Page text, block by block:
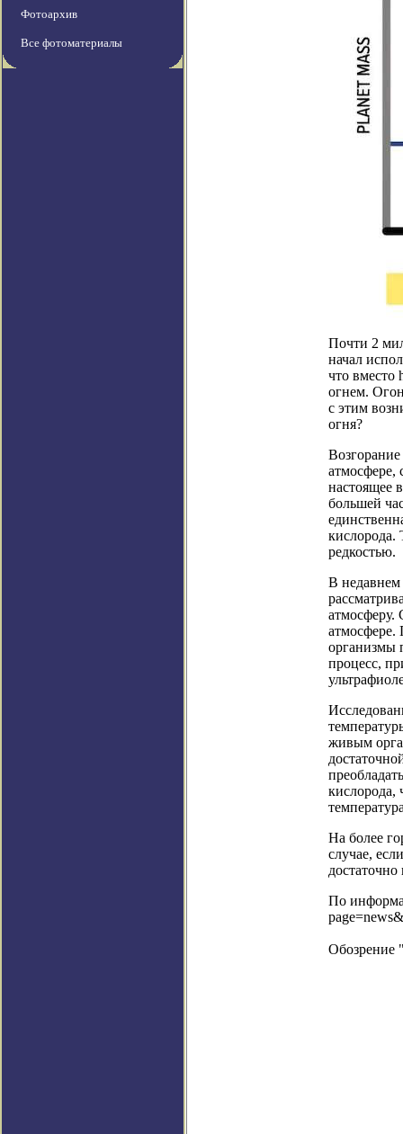
Фотоархив
Все фотоматериалы
Почти 2
начал
что вместо
огнем.
с этим
огня?
атмосфере,
настоящее
большей
кислорода.
редкостью.
В недавнем
атмосферу.
атмосфере.
организмы
процесс,
живым
кислорода,
На более
случае,
По
Обозрение